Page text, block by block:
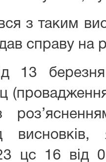
з таким
справу на
13
цс 16 від